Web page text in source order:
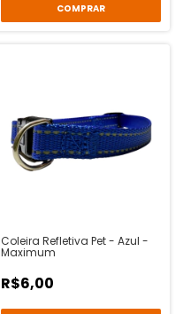
COMPRAR
Coleira Refletiva Pet - Azul -
Maximum
R$6,00